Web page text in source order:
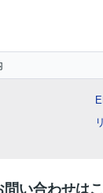
問い合わせは